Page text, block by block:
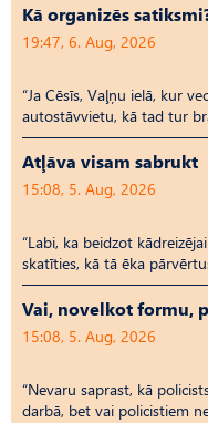
Kā organizēs
19:47, 6. Aug, 2026
“Ja Cēsīs, Vaļņu ielā, kur
autostāvvietu, kā tad tur
Atļāva visam sabrukt
15:08, 5. Aug, 2026
“Labi, ka beidzot
skatīties, kā tā ēka
Vai, novelkot formu,
15:08, 5. Aug, 2026
“Nevaru saprast, kā
darbā, bet vai policistiem